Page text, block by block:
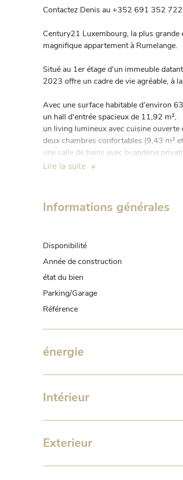
Contactez Denis au +352 691 352 722
Century21 Luxembourg, la plus
magnifique appartement à Rumelange.
Situé au 1er étage d'un immeuble
2023 offre un cadre de vie agréable, à
Avec une surface habitable d'environ
un hall d'entrée spacieux de 11,92 m²,
un living lumineux avec cuisine
deux chambres confortables (9,43 m²
une salle de bains avec buanderie
L'appartement dispose d'un double
isolation. Les charges restent très
Bien que l'immeuble ne dispose pas de
accessible aux alentours.
Contactez-nous dès maintenant pour
Lire la suite
Informations générales
Disponibilité
Année de construction
état du bien
Parking/Garage
Référence
énergie
Intérieur
Exterieur